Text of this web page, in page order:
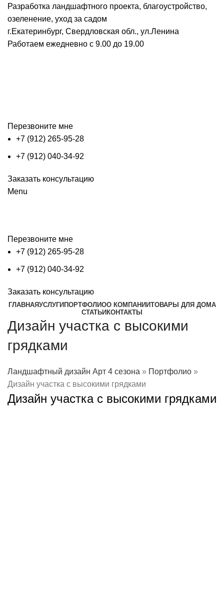
Разработка ландшафтного проекта, благоустройство,
озеленение, уход за садом
г.Екатеринбург, Свердловская обл., ул.Ленина
Работаем ежедневно с 9.00 до 19.00
Перезвоните мне
+7 (912) 265-95-28
+7 (912) 040-34-92
Заказать консультацию
Menu
Перезвоните мне
+7 (912) 265-95-28
+7 (912) 040-34-92
Заказать консультацию
ГЛАВНАЯУСЛУГИ ПОРТФОЛИОО КОМПАНИИТОВАРЫ ДЛЯ ДОМА
СТАТЬИ КОНТАКТЫ
Дизайн участка с высокими
грядками
Ландшафтный дизайн Арт 4 сезона » Портфолио »
Дизайн участка с высокими грядками
Дизайн участка с высокими грядками